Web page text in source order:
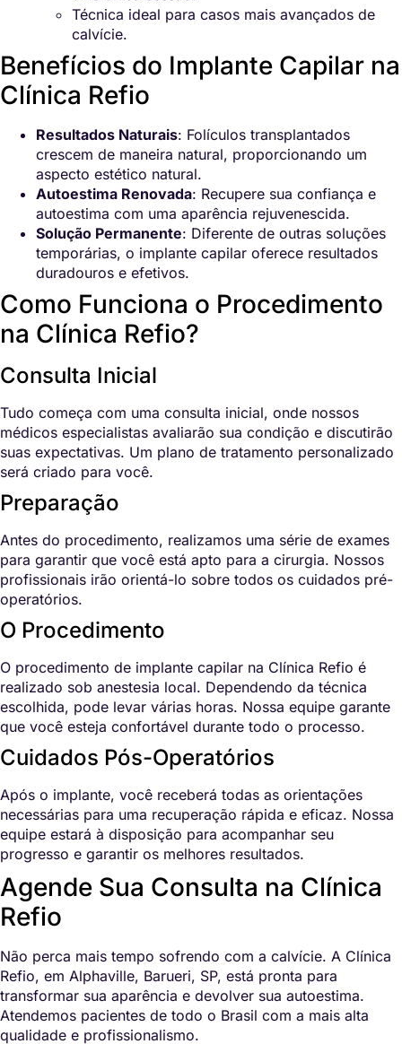
Técnica ideal para casos mais avançados de
calvície.
Benefícios do Implante Capilar na
Clínica Refio
Resultados Naturais: Folículos transplantados
crescem de maneira natural, proporcionando um
aspecto estético natural.
Autoestima Renovada: Recupere sua confiança e
autoestima com uma aparência rejuvenescida.
Solução Permanente: Diferente de outras soluções
temporárias, o implante capilar oferece resultados
duradouros e efetivos.
Como Funciona o Procedimento
na Clínica Refio?
Consulta Inicial
Tudo começa com uma consulta inicial, onde nossos
médicos especialistas avaliarão sua condição e discutirão
suas expectativas. Um plano de tratamento personalizado
será criado para você.
Preparação
Antes do procedimento, realizamos uma série de exames
para garantir que você está apto para a cirurgia. Nossos
profissionais irão orientá-lo sobre todos os cuidados pré-
operatórios.
O Procedimento
O procedimento de implante capilar na Clínica Refio é
realizado sob anestesia local. Dependendo da técnica
escolhida, pode levar várias horas. Nossa equipe garante
que você esteja confortável durante todo o processo.
Cuidados Pós-Operatórios
Após o implante, você receberá todas as orientações
necessárias para uma recuperação rápida e eficaz. Nossa
equipe estará à disposição para acompanhar seu
progresso e garantir os melhores resultados.
Agende Sua Consulta na Clínica
Refio
Não perca mais tempo sofrendo com a calvície. A Clínica
Refio, em Alphaville, Barueri, SP, está pronta para
transformar sua aparência e devolver sua autoestima.
Atendemos pacientes de todo o Brasil com a mais alta
qualidade e profissionalismo.